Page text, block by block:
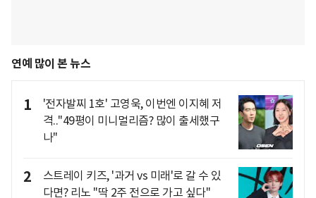
연예 많이 본 뉴스
1
'전자발찌 1호' 고영욱, 이번엔 이지혜 저
격.."49평이 미니멀리즘? 많이 출세했구
나"
2
스트레이 키즈, '과거 vs 미래'로 갈 수 있
다면? 리노 "딱 2주 전으로 가고 싶다"